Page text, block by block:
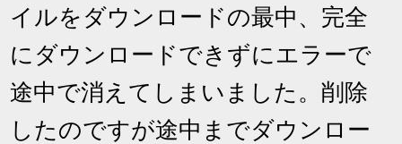
イルをダウンロードの最中、完全
にダウンロードできずにエラーで
途中で消えてしまいました。削除
したのですが途中までダウンロー